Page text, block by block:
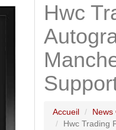
Hwc
Accueil News
Hwc Trading